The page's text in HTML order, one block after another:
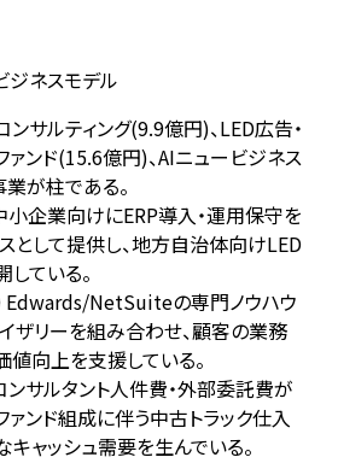
ネスモデル
サルティング(9.9億円)、LED広告・
ァンド(15.6億円)、AIニュービジネス
が柱である。
小企業向けにERP導入・運用保守を
として提供し、地方自治体向けLED
ている。
Edwards/NetSuiteの専門ノウハウ
イザリーを組み合わせ、顧客の業務
向上を支援している。
ンサルタント人件費・外部委託費が
ァンド組成に伴う中古トラック仕入
ャッシュ需要を生んでいる。